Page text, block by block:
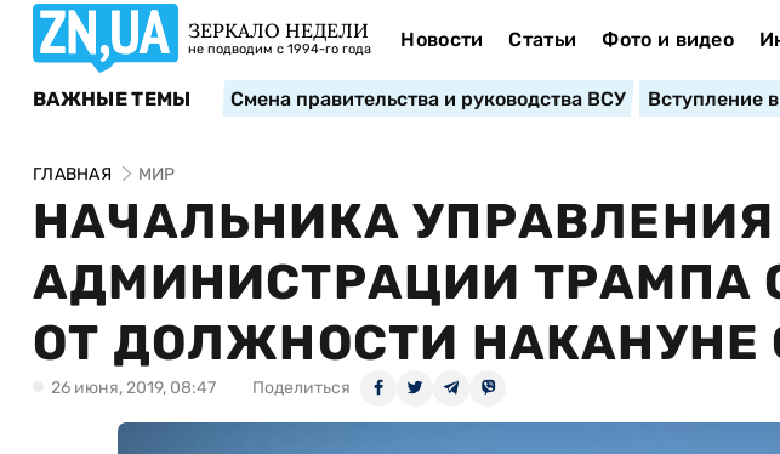
ЗЕРКАЛО НЕДЕЛИ
не подводим с 1994-го года Новости Статьи Фото и видео
ВАЖНЫЕ ТЕМЫ Смена правительства и руководства ВСУ Вступление
ГЛАВНАЯ МИР
НАЧАЛЬНИКА
АДМИНИСТРАЦИИ ТРАМПА
ОТ ДОЛЖНОСТИ НАКАНУНЕ
26 июня, 2019, 08:47 Поделиться